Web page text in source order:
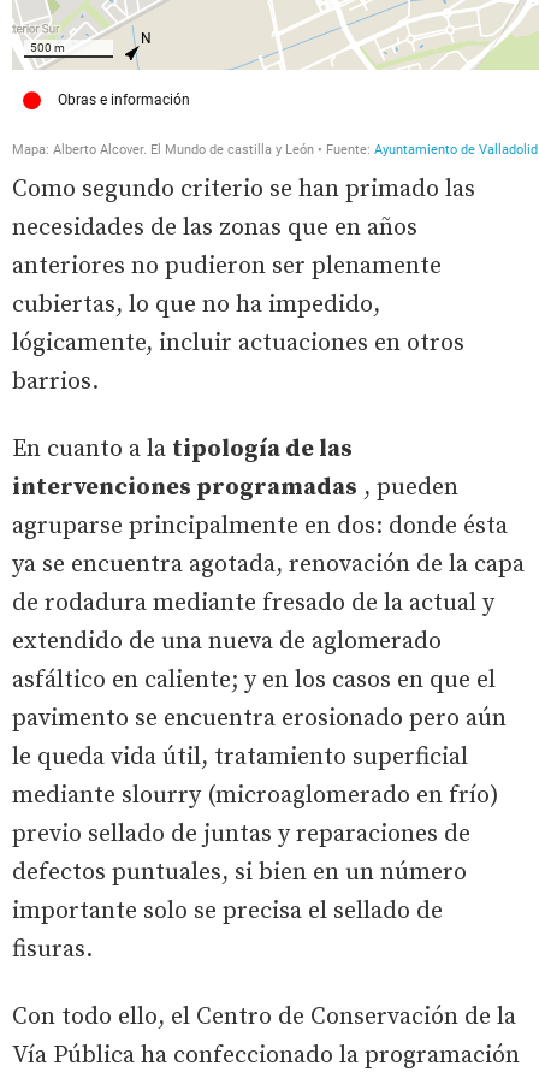
Como segundo criterio se han primado las
necesidades de las zonas que en años
anteriores no pudieron ser plenamente
cubiertas, lo que no ha impedido,
lógicamente, incluir actuaciones en otros
barrios.
En cuanto a la tipología de las
intervenciones programadas , pueden
agruparse principalmente en dos: donde ésta
ya se encuentra agotada, renovación de la capa
de rodadura mediante fresado de la actual y
extendido de una nueva de aglomerado
asfáltico en caliente; y en los casos en que el
pavimento se encuentra erosionado pero aún
le queda vida útil, tratamiento superficial
mediante slourry (microaglomerado en frío)
previo sellado de juntas y reparaciones de
defectos puntuales, si bien en un número
importante solo se precisa el sellado de
fisuras.
Con todo ello, el Centro de Conservación de la
Vía Pública ha confeccionado la programación